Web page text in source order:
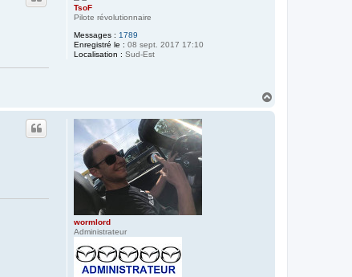
TsoF
Pilote révolutionnaire
Messages : 1789
Enregistré le : 08 sept. 2017 17:10
Localisation : Sud-Est
wormlord
Administrateur